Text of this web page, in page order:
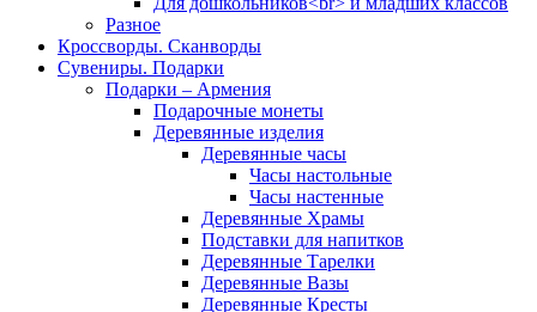
Разное
Кроссворды. Сканворды
Сувениры. Подарки
Подарки – Армения
Подарочные монеты
Деревянные изделия
Деревянные часы
Часы настольные
Часы настенные
Деревянные Храмы
Подставки для напитков
Деревянные Тарелки
Деревянные Вазы
Деревянные Кресты